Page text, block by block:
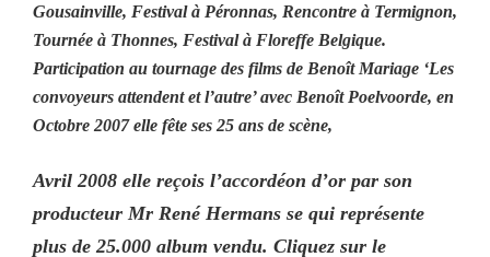
Gousainville, Festival à Péronnas, Rencontre à Termignon,
Tournée à Thonnes, Festival à Floreffe Belgique.
Participation au tournage des films de Benoît Mariage ‘Les
convoyeurs attendent et l’autre’ avec Benoît Poelvoorde, en
Octobre 2007 elle fête ses 25 ans de scène,
Avril 2008 elle reçois l’accordéon d’or par son
producteur Mr René Hermans se qui représente
plus de 25.000 album vendu. Cliquez sur le